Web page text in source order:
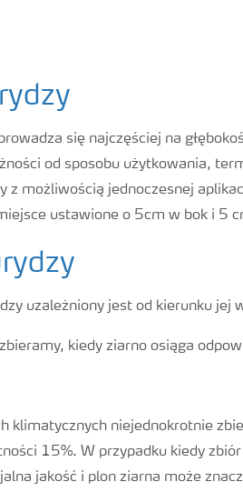
się najczęściej na
od sposobu użytkowania,
z możliwością jednoczesnej
ustawione o 5cm w bok i 5
uzależniony jest od kierunku jej
kiedy ziarno osiąga
klimatycznych niejednokrotnie
15%. W przypadku kiedy
jakość i plon ziarna może